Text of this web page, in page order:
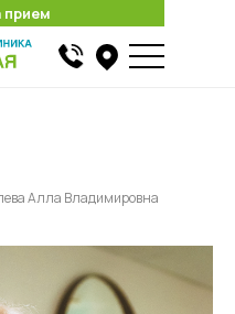
прием
прием
Алла Владимировна